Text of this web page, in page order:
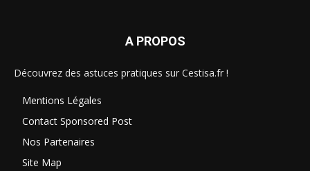
A PROPOS
Découvrez des astuces pratiques sur Cestisa.fr !
Mentions Légales
Contact Sponsored Post
Nos Partenaires
Site Map